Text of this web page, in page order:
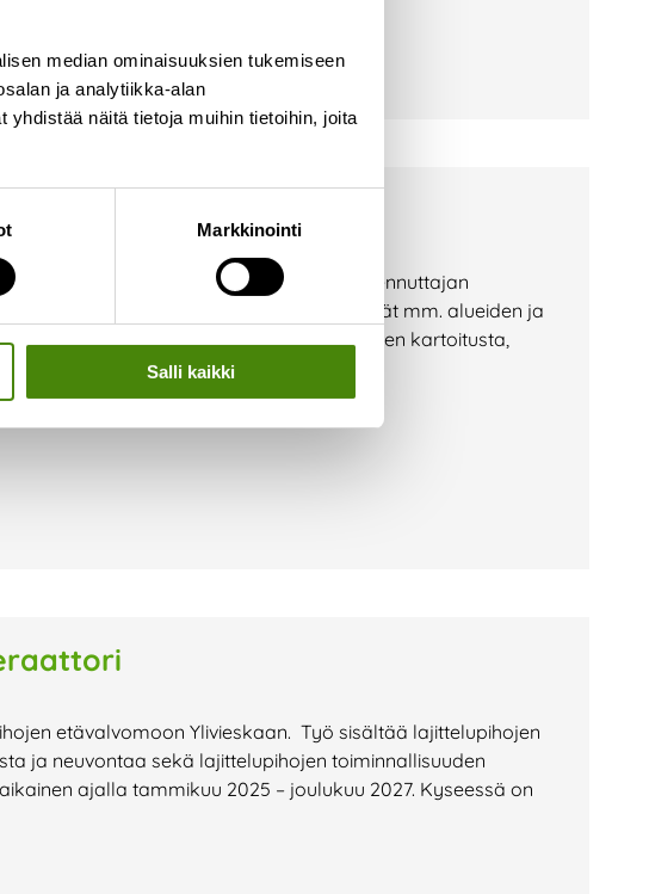
median ominaisuuksien tukemiseen
ja analytiikka-alan
näitä tietoja muihin tietoihin, joita
Markkinointi
Salli kaikki
vahvistamaan hanketiimiämme. Rakennuttajan
rakentamisen tilaaja-asioista ja sisältävät mm. alueiden ja
yhdistämistä, tilaajatarpeen kartoitusta,
sekä aikataulutusta.
etävalvomoon Ylivieskaan. Työ sisältää lajittelupihojen
ja neuvontaa sekä lajittelupihojen toiminnallisuuden
ajalla tammikuu 2025 – joulukuu 2027. Kyseessä on